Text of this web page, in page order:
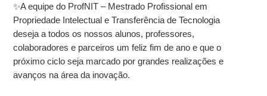
✨A equipe do ProfNIT – Mestrado Profissional em
Propriedade Intelectual e Transferência de Tecnologia
deseja a todos os nossos alunos, professores,
colaboradores e parceiros um feliz fim de ano e que o
próximo ciclo seja marcado por grandes realizações e
avanços na área da inovação.